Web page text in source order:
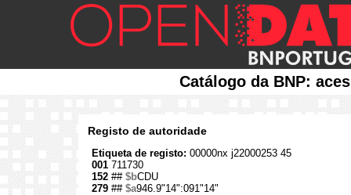
Catálogo da BNP:
Registo de autoridade
Etiqueta de registo: 00000nx j22000253 45
001 711730
152 ## $bCDU
279 ## $a946.9"14":091"14"